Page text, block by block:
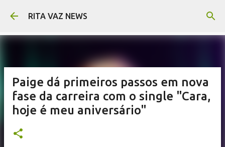
Pular para o conteúdo principal
RITA VAZ NEWS
Paige dá primeiros passos em nova
fase da carreira com o single "Cara,
hoje é meu aniversário"